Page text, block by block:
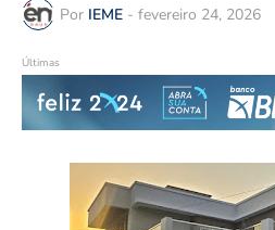
Por IEME - fevereiro 24, 2026
Últimas